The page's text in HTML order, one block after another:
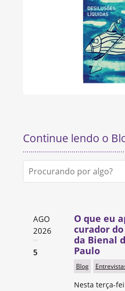
Continue lendo o
AGO
2026
5
O que eu
curador
da Bienal
Paulo
Blog
Nesta terça-